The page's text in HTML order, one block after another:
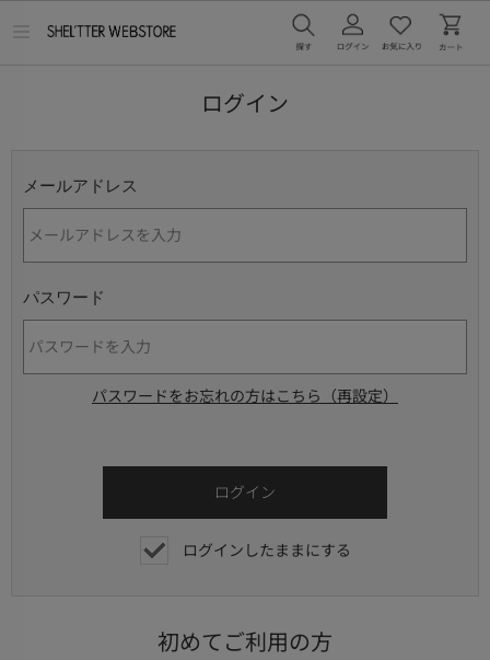
ログイン
メールアドレス
パスワード
パスワードをお忘れの方はこちら（再設定）
ログインしたままにする
初めてご利用の方